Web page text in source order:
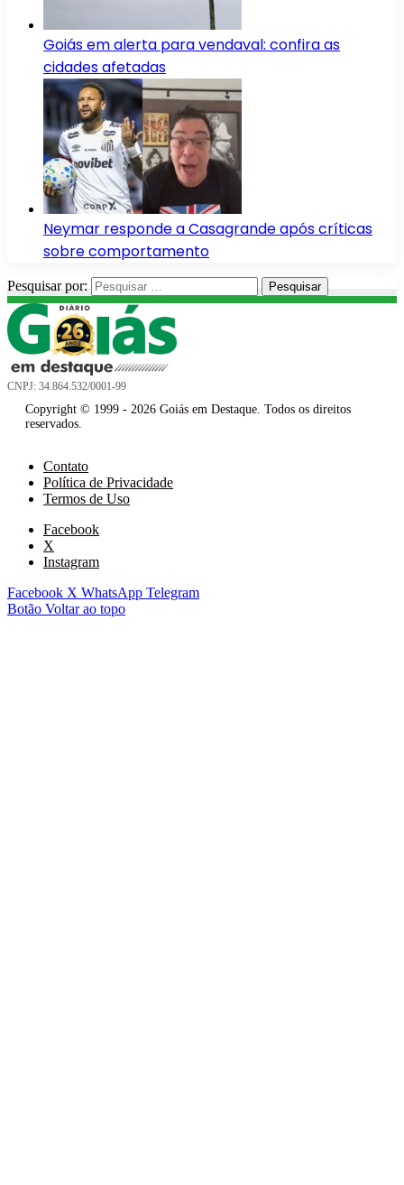
Goiás em alerta para vendaval: confira as
cidades afetadas
Neymar responde a Casagrande após críticas
sobre comportamento
Pesquisar por:
CNPJ: 34.864.532/0001-99
Copyright © 1999 - 2026 Goiás em Destaque. Todos os direitos
reservados.
Contato
Política de Privacidade
Termos de Uso
Facebook
X
Instagram
Facebook X WhatsApp Telegram
Botão Voltar ao topo